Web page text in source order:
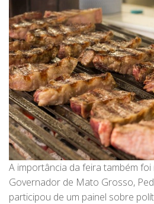
A importância da feira também
Governador de Mato Grosso,
participou de um painel sobre